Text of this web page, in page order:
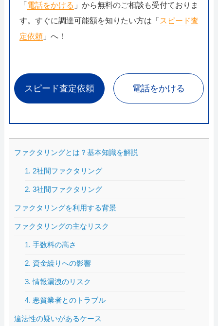
「 電話をかける 」から無料のご相談も受付ておりま
す。すぐに調達可能額を知りたい方は「 スピード査
定依頼」へ！
スピード査定依頼 電話をかける
ファクタリングとは？基本知識を解説
1. 2社間ファクタリング
2. 3社間ファクタリング
ファクタリングを利用する背景
ファクタリングの主なリスク
1. 手数料の高さ
2. 資金繰りへの影響
3. 情報漏洩のリスク
4. 悪質業者とのトラブル
違法性の疑いがあるケース